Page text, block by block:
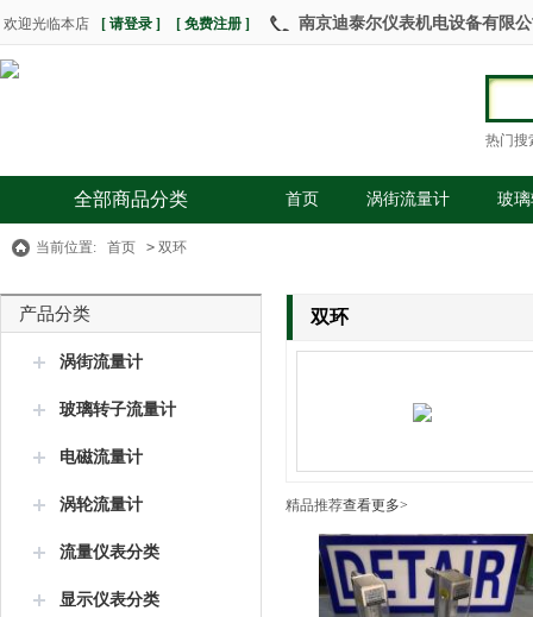
欢迎光临本店 [ 请登录 ] [ 免费注册 ] 南京迪泰尔仪表机电设备有限
热门搜
全部商品分类 首页 涡街流量计 玻
当前位置: 首页 > 双环
产品分类
涡街流量计
玻璃转子流量计
电磁流量计
涡轮流量计
流量仪表分类
显示仪表分类
双环
精品推荐查看更多>